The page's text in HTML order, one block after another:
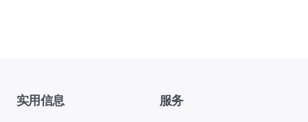
实用信息 服务